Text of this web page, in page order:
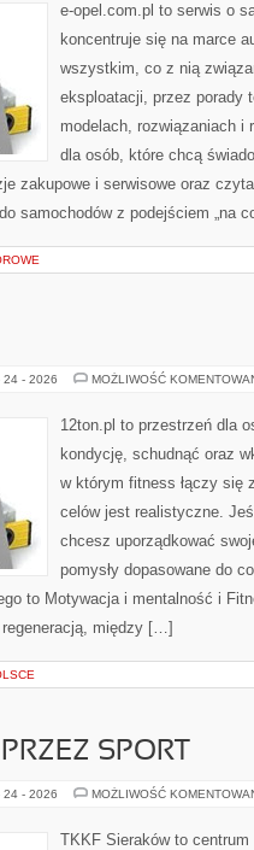
e-opel.com.pl to serwis o
koncentruje się na marce
wszystkim, co z nią
eksploatacji, przez porady
modelach, rozwiązaniach i
dla osób, które chcą
zakupowe i serwisowe oraz
samochodów z podejściem „na
24 - 2026 MOŻLIWOŚĆ
12ton.pl to przestrzeń dla
kondycję, schudnąć oraz
w którym fitness łączy się
celów jest realistyczne.
chcesz uporządkować
pomysły dopasowane do
to Motywacja i mentalność i
między […]
SPORT
24 - 2026 MOŻLIWOŚĆ
TKKF Sieraków to